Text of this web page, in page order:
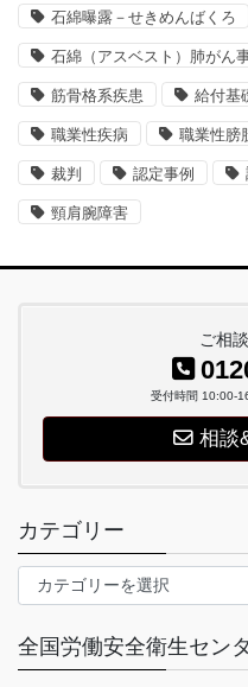
石綿曝露－せきめんばくろ
石綿（アスベスト）肺がん
筋骨格系疾患 給付基
職業性疾病 職業性膀
裁判 認定事例
頸肩腕障害
ご相
受付時間 10:00-
相談
カテゴリー
テ
リ
ー
全国労働安全衛生セン